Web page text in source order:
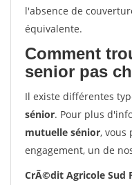
l'absence de
équivalente.
Comment
senior pas
Il existe différentes
sénior. Pour plus
mutuelle sénior, vous
engagement, un de
CrÃ©dit Agricole Sud